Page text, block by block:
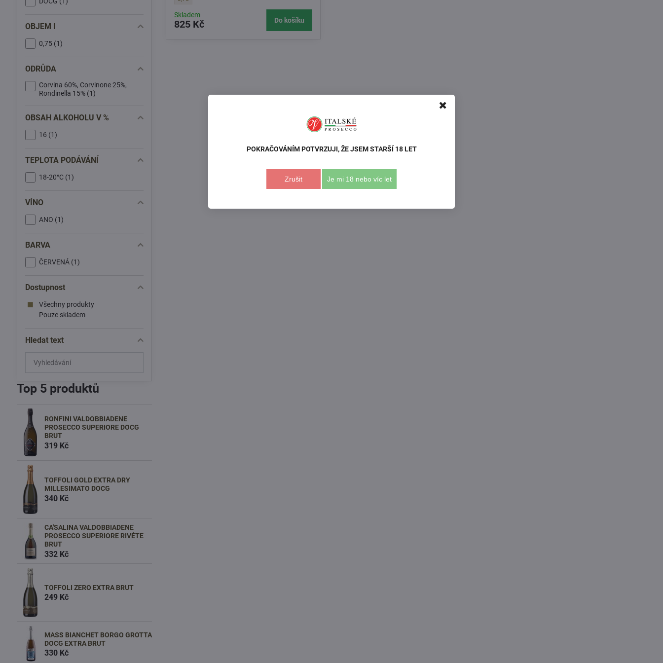
Skladem
825 Kč Do košíku
OBJEM l
0,75 (1)
ODRŮDA
Corvina 60%, Corvinone 25%,
Rondinella 15% (1)
OBSAH ALKOHOLU V %
16 (1)
TEPLOTA PODÁVÁNÍ
18-20°C (1)
VÍNO
ANO (1)
BARVA
ČERVENÁ (1)
Dostupnost
Všechny produkty
Pouze skladem
Hledat text
Prohledat
výsledky
fulltextem
Top 5 produktů
RONFINI VALDOBBIADENE
PROSECCO SUPERIORE DOCG
BRUT
319 Kč
TOFFOLI GOLD EXTRA DRY
MILLESIMATO DOCG
340 Kč
CA'SALINA VALDOBBIADENE
PROSECCO SUPERIORE RIVÉTE
BRUT
332 Kč
TOFFOLI ZERO EXTRA BRUT
249 Kč
MASS BIANCHET BORGO GROTTA
DOCG EXTRA BRUT
330 Kč
POKRAČOVÁNÍM POTVRZUJI, ŽE JSEM STARŠÍ 18 LET
Zrušit Je mi 18 nebo víc let